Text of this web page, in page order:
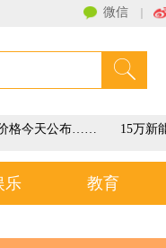
微信
格今天公布…… 15万新
乐 教育